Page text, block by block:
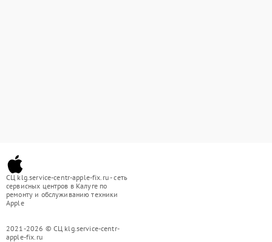
СЦ klg.service-centr-apple-fix.ru - сеть
сервисных центров в Калуге по
ремонту и обслуживанию техники
Apple
2021-2026 © СЦ klg.service-centr-
apple-fix.ru